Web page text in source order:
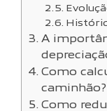
A
Como
caminhão?
Como